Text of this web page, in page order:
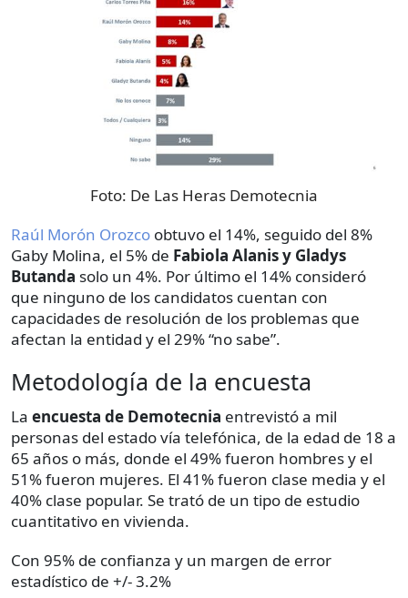
Foto: De Las Heras Demotecnia
Raúl Morón Orozco obtuvo el 14%, seguido del 8%
Gaby Molina, el 5% de Fabiola Alanis y Gladys
Butanda solo un 4%. Por último el 14% consideró
que ninguno de los candidatos cuentan con
capacidades de resolución de los problemas que
afectan la entidad y el 29% “no sabe”.
Metodología de la encuesta
La encuesta de Demotecnia entrevistó a mil
personas del estado vía telefónica, de la edad de 18 a
65 años o más, donde el 49% fueron hombres y el
51% fueron mujeres. El 41% fueron clase media y el
40% clase popular. Se trató de un tipo de estudio
cuantitativo en vivienda.
Con 95% de confianza y un margen de error
estadístico de +/- 3.2%